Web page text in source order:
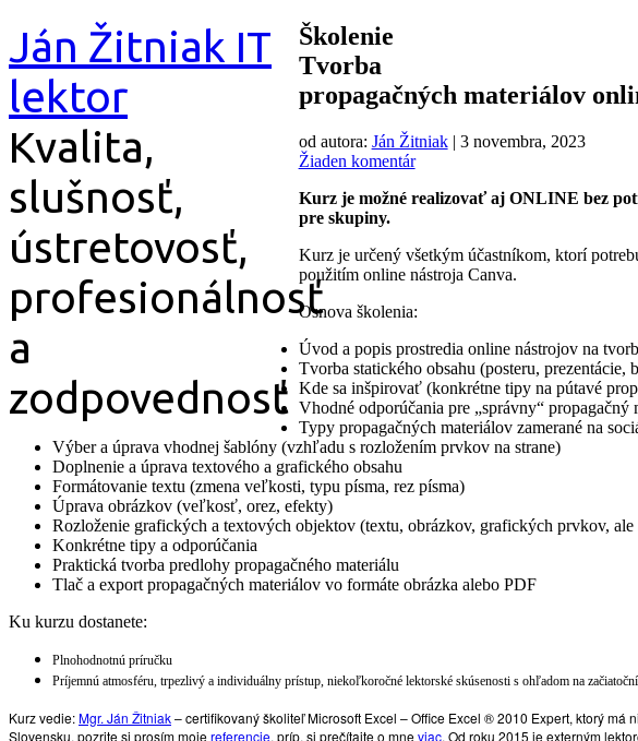
Preskočiť
na
obsah
Ján Žitniak IT
lektor
Kvalita,
slušnosť,
ústretovosť,
profesionálnosť
a
zodpovednosť
Školenie
Tvorba
propagačných materiálov
od autora: Ján Žitniak | 3 novembra, 2023
Žiaden komentár
Kurz je možné realizovať aj ONLINE bez
pre skupiny.
Kurz je určený všetkým účastníkom, ktorí
použitím online nástroja Canva.
Osnova školenia:
Úvod a popis prostredia online nástrojov na
Tvorba statického obsahu (posteru,
Kde sa inšpirovať (konkrétne tipy na pútavé
Vhodné odporúčania pre „správny“ propagačný
Typy propagačných materiálov zamerané na
Výber a úprava vhodnej šablóny (vzhľadu s rozložením prvkov na strane)
Doplnenie a úprava textového a grafického obsahu
Formátovanie textu (zmena veľkosti, typu písma, rez písma)
Úprava obrázkov (veľkosť, orez, efekty)
Rozloženie grafických a textových objektov (textu, obrázkov, grafických prvkov, ale
Konkrétne tipy a odporúčania
Praktická tvorba predlohy propagačného materiálu
Tlač a export propagačných materiálov vo formáte obrázka alebo PDF
Ku kurzu dostanete:
Plnohodnotnú príručku
Príjemnú atmosféru, trpezlivý a individuálny prístup, niekoľkoročné lektorské skúsenosti s ohľadom na
Kurz vedie:Mgr. Ján Žitniak– certifikovaný školiteľ Microsoft Excel – Office Excel ® 2010 Expert, ktorý
Slovensku, pozrite si prosím mojereferencie, príp. si prečítajte o mneviac. Od roku 2015 je externým